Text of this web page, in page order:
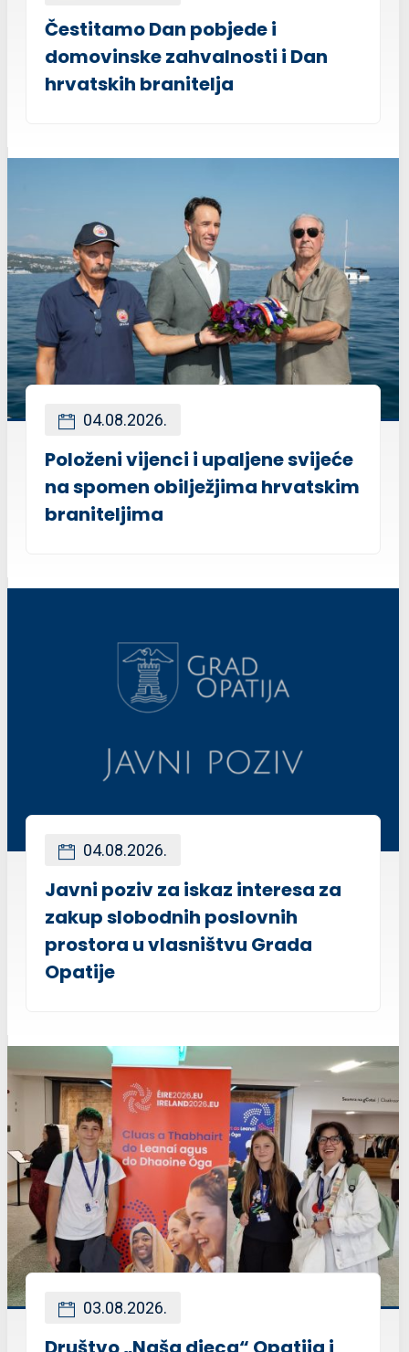
Čestitamo Dan pobjede i
domovinske zahvalnosti i Dan
hrvatskih branitelja
04.08.2026.
Položeni vijenci i upaljene svijeće
na spomen obilježjima hrvatskim
braniteljima
04.08.2026.
Javni poziv za iskaz interesa za
zakup slobodnih poslovnih
prostora u vlasništvu Grada
Opatije
03.08.2026.